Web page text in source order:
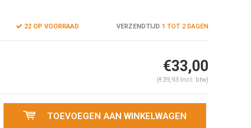
22 OP VOORRAAD VERZENDTIJD 1 TOT 2 DAGEN
€33,00
(€39,93 Incl. btw)
TOEVOEGEN AAN WINKELWAGEN